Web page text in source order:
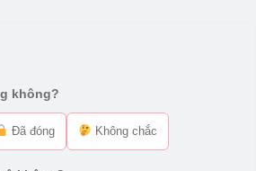
không?
Đã đóng Không chắc